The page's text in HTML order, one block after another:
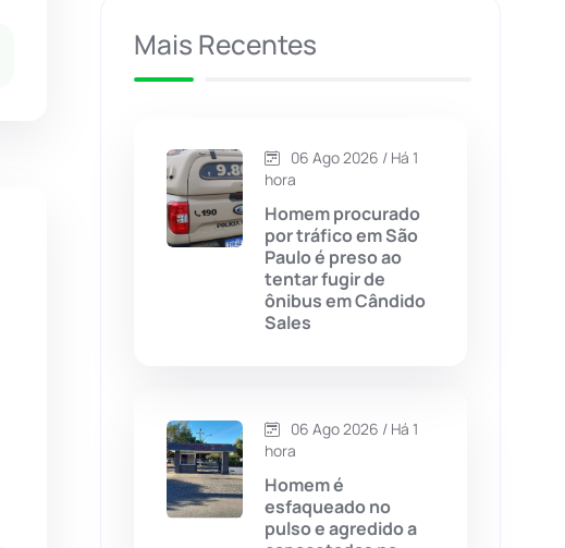
Caculé
Caetité (1504)
Candiba (157)
Cândido Sales
Caturama
Chapada Diamantina
Mais Recentes
06 Ago 2026 / Há 1
hora
Homem procurado
por tráfico em São
Paulo é preso ao
tentar fugir de
ônibus em Cândido
Sales
06 Ago 2026 / Há 1
hora
Homem é
esfaqueado no
pulso e agredido a